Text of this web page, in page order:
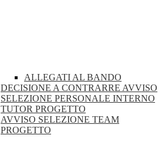
ALLEGATI AL BANDO
DECISIONE A CONTRARRE AVVISO
SELEZIONE PERSONALE INTERNO
TUTOR PROGETTO
AVVISO SELEZIONE TEAM
PROGETTO